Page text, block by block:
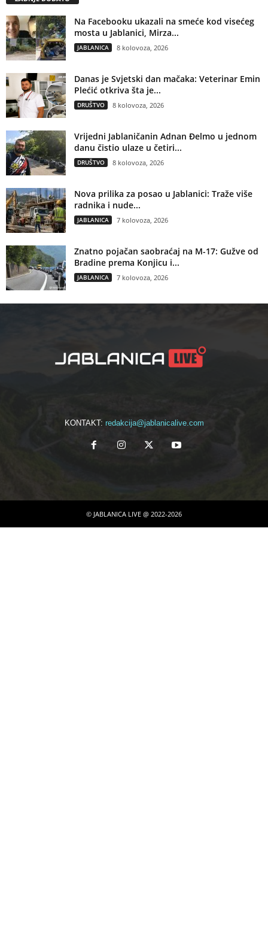
Na Facebooku ukazali na smeće kod visećeg
mosta u Jablanici, Mirza...
JABLANICA 8 kolovoza, 2026
Danas je Svjetski dan mačaka: Veterinar Emin
Plećić otkriva šta je...
DRUŠTVO 8 kolovoza, 2026
Vrijedni Jablaničanin Adnan Đelmo u jednom
danu čistio ulaze u četiri...
DRUŠTVO 8 kolovoza, 2026
Nova prilika za posao u Jablanici: Traže više
radnika i nude...
JABLANICA 7 kolovoza, 2026
Znatno pojačan saobraćaj na M-17: Gužve od
Bradine prema Konjicu i...
JABLANICA 7 kolovoza, 2026
KONTAKT: redakcija@jablanicalive.com
© JABLANICA LIVE @ 2022-2026